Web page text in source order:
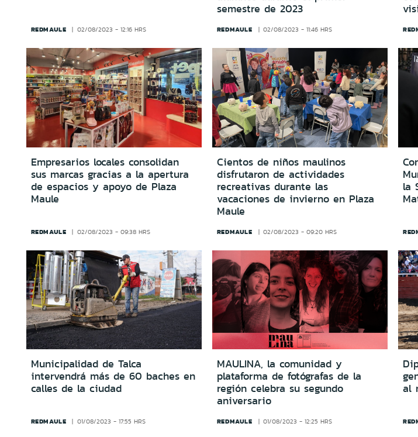
REDMAULE 02/08/2023 - 12:16 HRS
semestre de 2023
REDMAULE 02/08/2023 - 11:46 HRS
Empresarios locales consolidan
sus marcas gracias a la apertura
de espacios y apoyo de Plaza
Maule
REDMAULE 02/08/2023 - 09:38 HRS
Cientos de niños maulinos
disfrutaron de actividades
recreativas durante las
vacaciones de invierno en Plaza
Maule
REDMAULE 02/08/2023 - 09:20 HRS
la
Municipalidad de Talca
intervendrá más de 60 baches en
calles de la ciudad
REDMAULE 01/08/2023 - 17:55 HRS
MAULINA, la comunidad y
plataforma de fotógrafas de la
región celebra su segundo
aniversario
REDMAULE 01/08/2023 - 12:25 HRS
al